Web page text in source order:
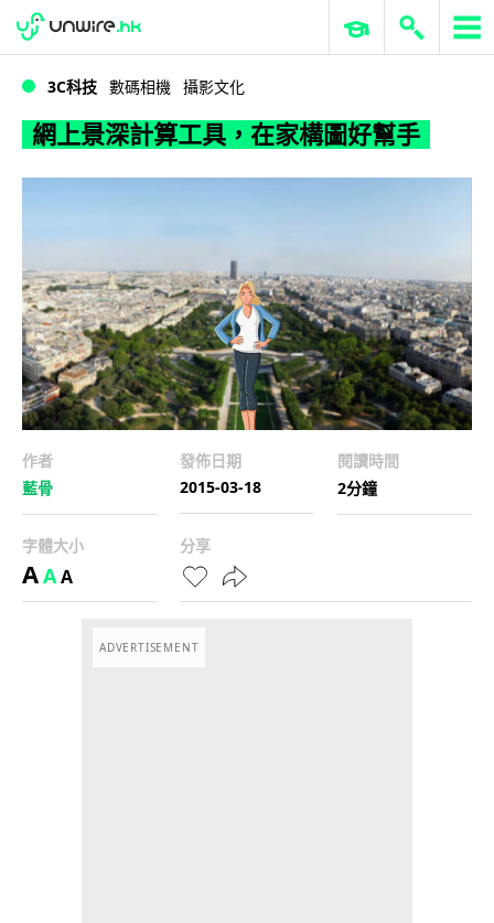
網上景深計算工具，在家構圖好幫手
WWDC 2026 ERP 與商業 AI
3C科技 數碼相機 攝影文化
網上景深計算工具，在家構圖好幫手
作者
藍骨
發佈日期
2015-03-18
閱讀時間
2分鐘
字體大小
AAA
分享
ADVERTISEMENT